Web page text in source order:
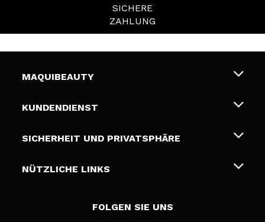
SICHERE
ZAHLUNG
MAQUIBEAUTY
Über uns
Geschenkkarten
KUNDENDIENST
Liefer- und Versandkosten
Zahlung
SICHERHEIT UND PRIVATSPHÄRE
Bedingungen und Datenschutz
NÜTZLICHE LINKS
FOLGEN SIE UNS